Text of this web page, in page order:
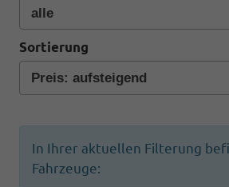
Sortierung
In Ihrer aktuellen Filterung
Fahrzeuge: